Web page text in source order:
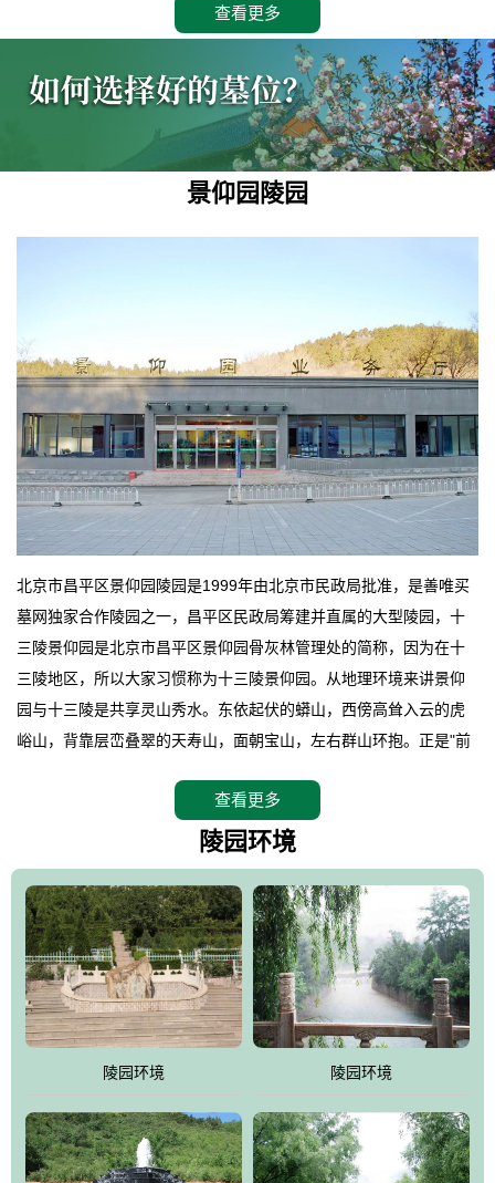
查看更多
景仰园陵园
北京市昌平区景仰园陵园是1999年由北京市民政局批准，是善唯买
墓网独家合作陵园之一，昌平区民政局筹建并直属的大型陵园，十
三陵景仰园是北京市昌平区景仰园骨灰林管理处的简称，因为在十
三陵地区，所以大家习惯称为十三陵景仰园。从地理环境来讲景仰
园与十三陵是共享灵山秀水。东依起伏的蟒山，西傍高耸入云的虎
峪山，背靠层峦叠翠的天寿山，面朝宝山，左右群山环抱。正是"前
座陵园地处天寿山的环抱之中，四周群山若封似闭，层峦叠翠，秋
天枫叶艳红欲滴，冬天银装素裹分外妖娆！南面隔山而望的正是著
赞叹："景仰园真乃浑然天成的人生后花园！"陵区内草木茂盛，灵气
盎然，既有山川大聚的龙脉气魄，又有藏风得水的宝密形局。十三
陵是世间稀有的地形宝地，也是我们让逝者回归自然的首选墓葬之
灵穴，安息之宝地。
查看更多
陵园环境
陵园环境 陵园环境